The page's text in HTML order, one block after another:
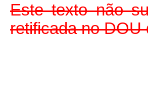
Este texto não
retificada no DOU